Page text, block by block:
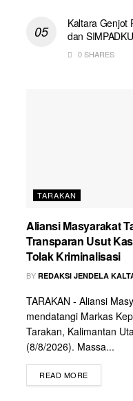
Kaltara Genjot
dan
0 SHARES
TARAKAN
Aliansi Masyarakat
Transparan Usut
Tolak Kriminalisasi
BY REDAKSI JENDELA
TARAKAN - Aliansi
mendatangi Markas
Tarakan, Kalimantan
(8/8/2026). Massa...
READ MORE